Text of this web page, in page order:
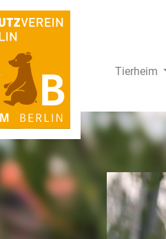
Tierheim